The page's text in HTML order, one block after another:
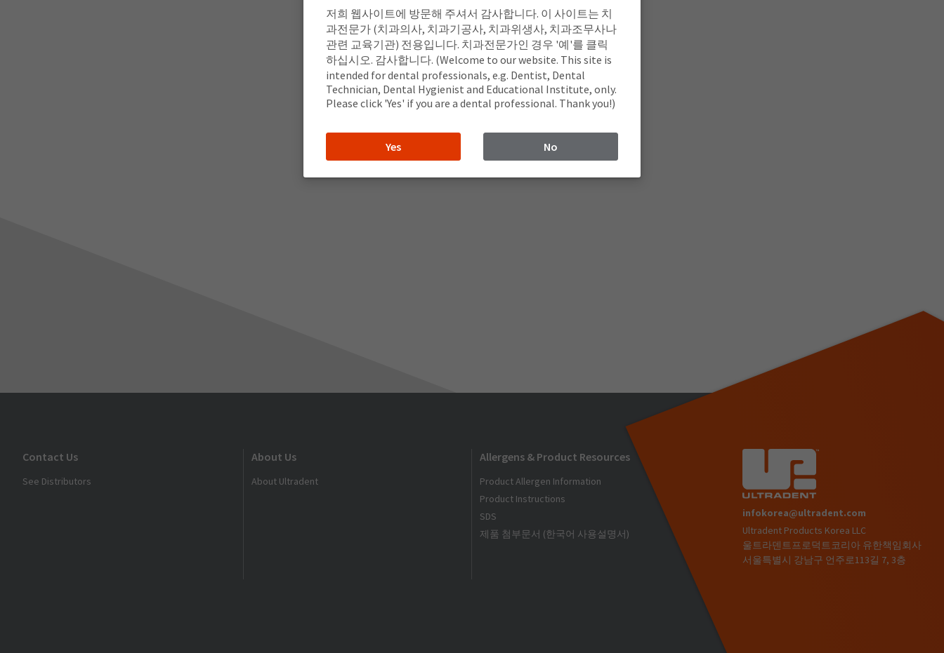
Contact Us
See Distributors
About Us
About Ultradent
Allergens & Product Resources
Product Allergen Information
Product Instructions
SDS
제품 첨부문서 (한국어 사용설명서)
infokorea@ultradent.com
Ultradent Products Korea LLC
울트라덴트프로덕트코리아 유한책임회사
서울특별시 강남구 언주로113길 7, 3층
저희 웹사이트에 방문해 주셔서 감사합니다. 이 사이트는 치
과전문가 (치과의사, 치과기공사, 치과위생사, 치과조무사나
관련 교육기관) 전용입니다. 치과전문가인 경우 '예'를 클릭
하십시오. 감사합니다. (Welcome to our website. This site is
intended for dental professionals, e.g. Dentist, Dental
Technician, Dental Hygienist and Educational Institute, only.
Please click 'Yes' if you are a dental professional. Thank you!)
Yes No